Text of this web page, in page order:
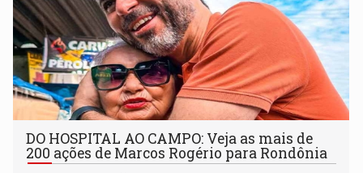
DO HOSPITAL AO CAMPO: Veja as mais de
200 ações de Marcos Rogério para Rondônia